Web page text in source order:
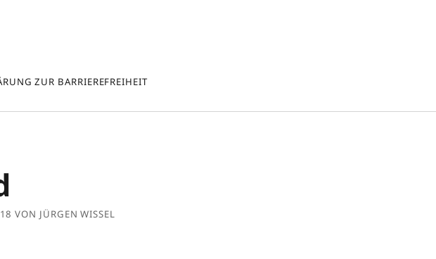
ZUR BARRIEREFREIHEIT
VON JÜRGEN WISSEL